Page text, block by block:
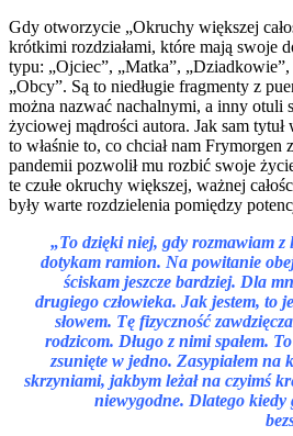
Gdy otworzycie „Okruchy większej
krótkimi rozdziałami, które mają swoje
typu: „Ojciec”, „Matka”,
„Obcy”. Są to niedługie fragmenty z
można nazwać nachalnymi, a inny otuli
życiowej mądrości autora. Jak sam
to właśnie to, co chciał nam Frymorgen
pandemii pozwolił mu rozbić swoje
te czułe okruchy większej, ważnej
były warte rozdzielenia pomiędzy
„To dzięki niej, gdy rozmawiam z
dotykam ramion. Na powitanie
ściskam jeszcze bardziej. Dla
drugiego człowieka. Jak jestem, to
słowem. Tę fizyczność
rodzicom. Długo z nimi spałem.
zsunięte w jedno. Zasypiałem na
skrzyniami, jakbym leżał na czyimś
niewygodne. Dlatego kiedy